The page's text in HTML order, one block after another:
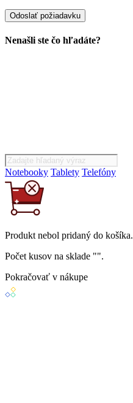
Nenašli ste čo hľadáte?
Notebooky Tablety Telefóny
Produkt nebol pridaný do košíka.
Počet kusov na sklade "".
Pokračovať v nákupe